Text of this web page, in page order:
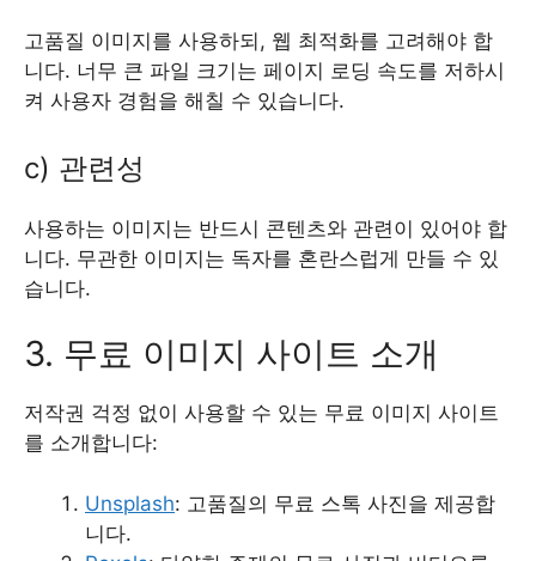
고품질 이미지를 사용하되, 웹 최적화를 고려해야 합
니다. 너무 큰 파일 크기는 페이지 로딩 속도를 저하시
켜 사용자 경험을 해칠 수 있습니다.
c) 관련성
사용하는 이미지는 반드시 콘텐츠와 관련이 있어야 합
니다. 무관한 이미지는 독자를 혼란스럽게 만들 수 있
습니다.
3. 무료 이미지 사이트 소개
저작권 걱정 없이 사용할 수 있는 무료 이미지 사이트
를 소개합니다:
Unsplash: 고품질의 무료 스톡 사진을 제공합
니다.